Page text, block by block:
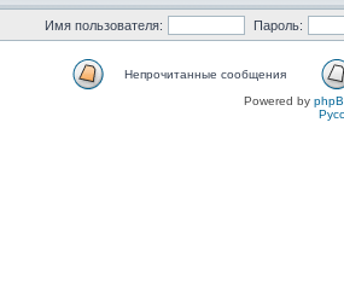
Имя пользователя: Пароль:
Непрочитанные сообщения
Powered by